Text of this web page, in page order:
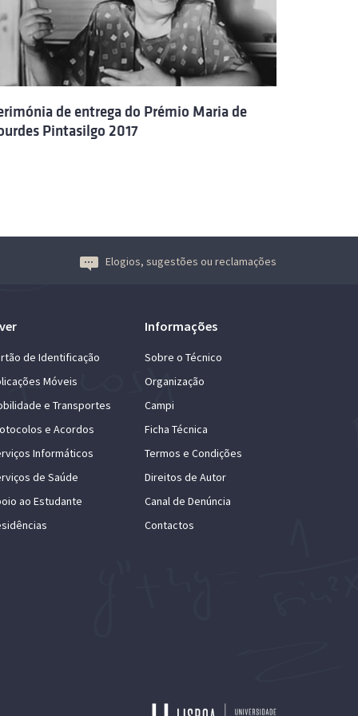
de entrega do Prémio Maria de
Pintasilgo 2017
Elogios, sugestões ou reclamações
de Identificação
Móveis
e Transportes
e Acordos
Informáticos
de Saúde
ao Estudante
Informações
Sobre o Técnico
Organização
Campi
Ficha Técnica
Termos e Condições
Direitos de Autor
Canal de Denúncia
Contactos